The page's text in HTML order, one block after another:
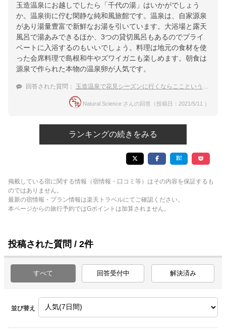
玉造温泉にお越しでしたら「千代の湯」はいかがでしょう
か。温泉街に佇む閑静な純和風旅館です。温泉は、自家源泉
があり湯量豊富で新鮮なお湯を引いています。大浴場と露天
風呂で湯あみできるほか、3つの貸切風呂もあるのでプライ
ベートに入浴するのもいいでしょう。料理は地元の食材を使
った会席料理で島根和牛やズワイガニも楽しめます。朝食は
源泉で作られた本物の温泉卵が人気です。
回答された質問： 玉造温泉で花見シーズンに行くならここという宿を教えて！
Natural Science さんの回答（投稿日：2021/5/11 ）
ランキングの続きをみる
掲載している宿に関する情報（宿情報・口コミ等）はその内容を保証するも
のではありません。
最新の宿情報・プラン情報は楽天トラベルにてご確認ください。
本ページからの旅行予約ではGポイントは加算されません。
投稿された質問 / 2件
すべて 回答受付中 解決済み
並び替え